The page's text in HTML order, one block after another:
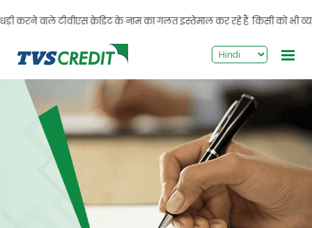
करने वाले टीवीएस क्रेडिट के नाम का गलत इस्तेमाल कर रहे हैं. किसी को भी